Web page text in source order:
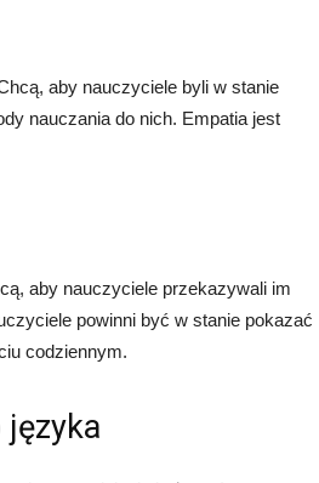
aby nauczyciele byli w stanie
nauczania do nich. Empatia jest
aby nauczyciele przekazywali im
powinni być w stanie pokazać
codziennym.
języka